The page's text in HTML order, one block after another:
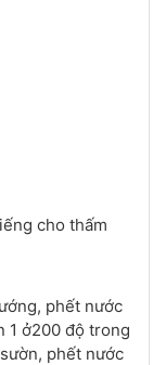
cho thấm
phết nước
1 ở200 độ trong
phết nước